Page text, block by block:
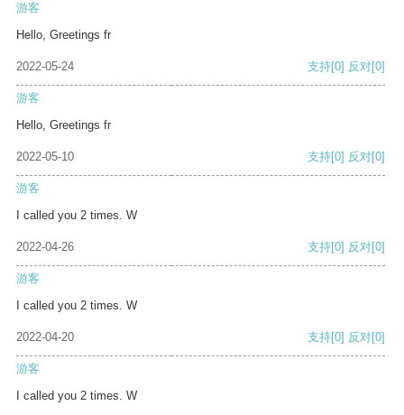
游客
Hello, Greetings fr
2022-05-24 支持[0] 反对[0]
游客
Hello, Greetings fr
2022-05-10 支持[0] 反对[0]
游客
I called you 2 times. W
2022-04-26 支持[0] 反对[0]
游客
I called you 2 times. W
2022-04-20 支持[0] 反对[0]
游客
I called you 2 times. W